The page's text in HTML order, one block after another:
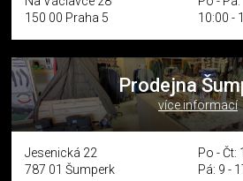
150 00 Praha 5
10:00 -
Prodejna
více informací
Jesenická 22
787 01 Šumperk
Po - Čt:
Pá: 9 -